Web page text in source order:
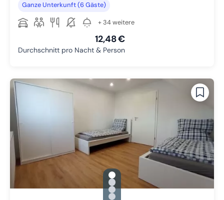
Ganze Unterkunft (6 Gäste)
+ 34 weitere
12,48 €
Durchschnitt pro Nacht & Person
gallery.slide_selector
Zu Slide 1 wechseln
Zu Slide 2 wechseln
Zu Slide 3 wechseln